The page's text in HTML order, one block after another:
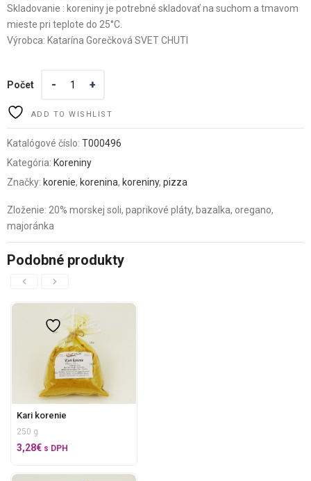
Skladovanie : koreniny je potrebné skladovať na suchom a tmavom
mieste pri teplote do 25°C.
Výrobca: Katarína Gorečková SVET CHUTI
Počet
ADD TO WISHLIST
Katalógové číslo: T000496
Kategória: Koreniny
Značky: korenie, korenina, koreniny, pizza
Zloženie: 20% morskej soli, paprikové pláty, bazalka, oregano,
majoránka
Podobné produkty
Add to wishlist
Kari korenie
250 g
3,28€ s DPH